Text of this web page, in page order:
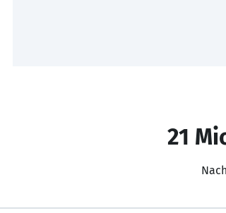
21